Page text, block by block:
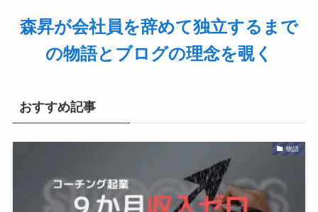
森昇が会社員を辞めて独立するまで
の物語とブログの理念を覗く
おすすめ記事
物語